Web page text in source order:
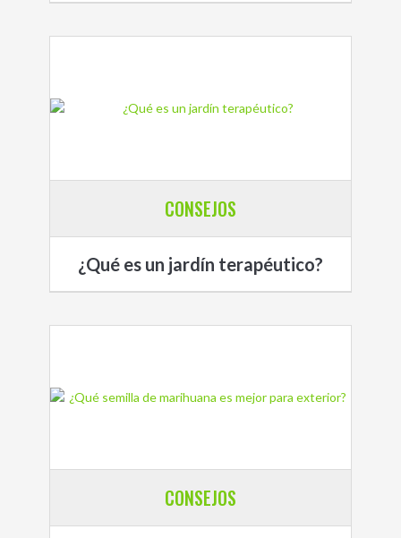
CONSEJOS
¿Qué es un jardín terapéutico?
CONSEJOS